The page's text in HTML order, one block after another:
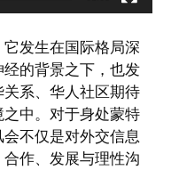
发生在国际格局深
的背景之下，也发
系、华人社区期待
中。对于身处蒙特
不仅是对外交信息
作、发展与理性沟